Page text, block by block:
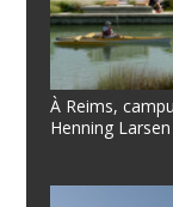
À Reims,
Henning Larsen